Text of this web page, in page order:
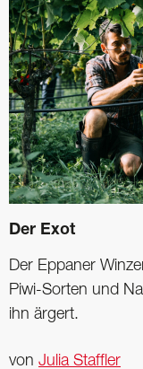
Der Exot
Der Eppaner
Piwi-Sorten und
ihn ärgert.
von Julia Staffler